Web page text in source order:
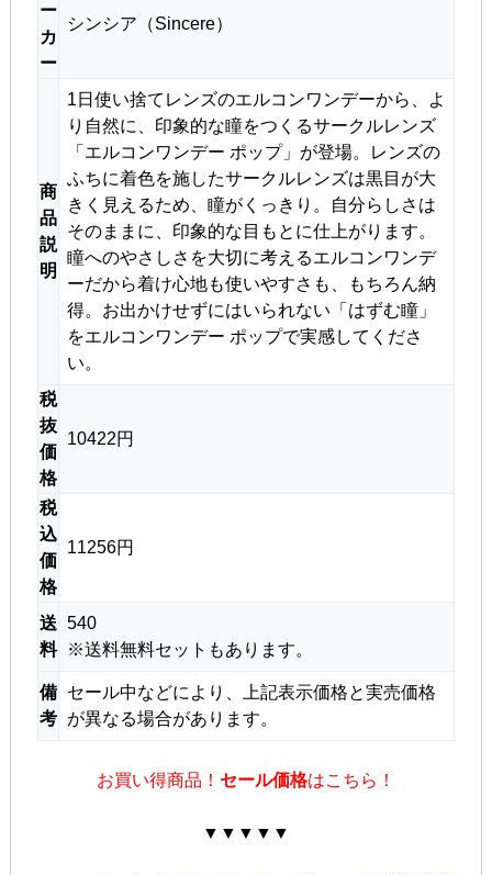
ー
カ
ー
シンシア（Sincere）
商
品
説
明
1日使い捨てレンズのエルコンワンデーから、よ
り自然に、印象的な瞳をつくるサークルレンズ
「エルコンワンデー ポップ」が登場。レンズの
ふちに着色を施したサークルレンズは黒目が大
きく見えるため、瞳がくっきり。自分らしさは
そのままに、印象的な目もとに仕上がります。
瞳へのやさしさを大切に考えるエルコンワンデ
ーだから着け心地も使いやすさも、もちろん納
得。お出かけせずにはいられない「はずむ瞳」
をエルコンワンデー ポップで実感してくださ
い。
税
抜
価
格
10422円
税
込
価
格
11256円
送
料
540
※送料無料セットもあります。
備
考
セール中などにより、上記表示価格と実売価格
が異なる場合があります。
お買い得商品！ セール価格はこちら！
▼▼▼▼▼